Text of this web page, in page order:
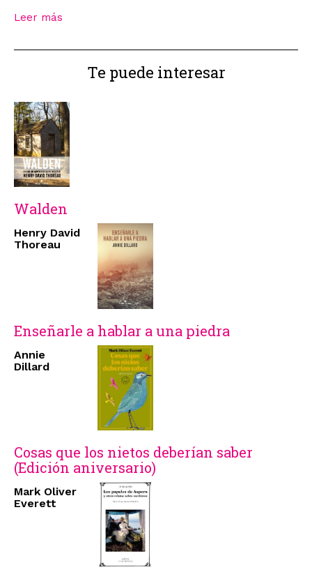
Leer más
Te puede interesar
Walden
Henry David
Thoreau
Enseñarle a hablar a una piedra
Annie
Dillard
Cosas que los nietos deberían saber
(Edición aniversario)
Mark Oliver
Everett